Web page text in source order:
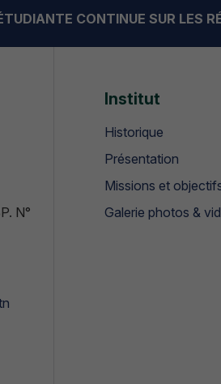
CONTINUE SUR LES
N°
Institut
Historique
Présentation
Missions et
Galerie photos &